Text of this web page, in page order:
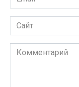
*
Сайт
Комментарий